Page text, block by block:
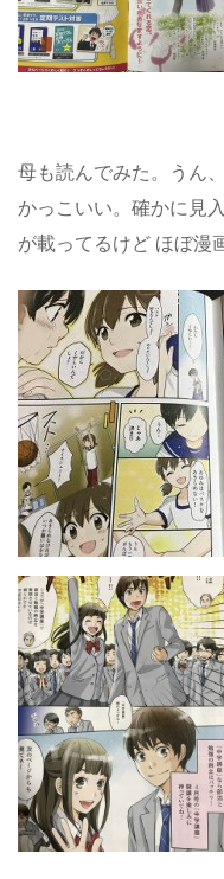
母も読んでみた。うん
かっこいい。確かに見
が載ってるけど ほぼ漫